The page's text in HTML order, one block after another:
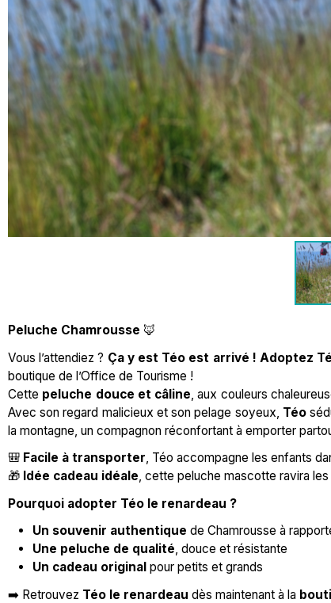
Peluche Chamrousse 🦊
Vous l’attendiez ? Ça y est Téo est arrivé ! Adoptez
boutique de l’Office de Tourisme !
Cette peluche douce et câline , aux couleurs
Avec son regard malicieux et son pelage soyeux, Téo
la montagne, un compagnon réconfortant à emporter
🎒 Facile à transporter, Téo accompagne les enfants
🎁 Idée cadeau idéale, cette peluche mascotte ravira
Pourquoi adopter Téo le renardeau ?
Un souvenir authentique de Chamrousse à
Une peluche de qualité, douce et résistante
Un cadeau original pour petits et grands
➡️ Retrouvez Téo le renardeau dès maintenant à la